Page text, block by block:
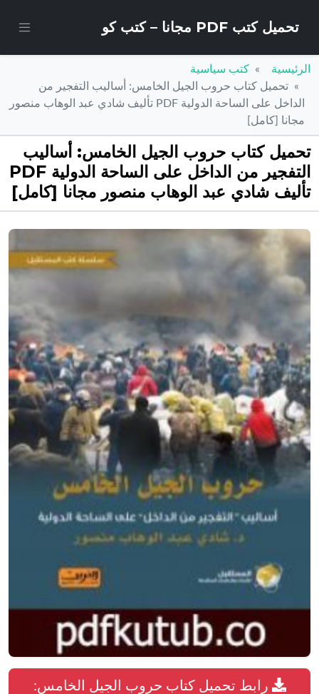
تحميل كتب PDF مجانا – كتب كو
الرئيسية
كتب سياسية
تحميل كتاب حروب الجيل الخامس: أساليب التفجير من
الداخل على الساحة الدولية PDF تأليف شادي عبد الوهاب منصور
مجانا [كامل]
تحميل كتاب حروب الجيل الخامس: أساليب
التفجير من الداخل على الساحة الدولية PDF
تأليف شادي عبد الوهاب منصور مجانا [كامل]
رابط تحميل كتاب حروب الجيل الخامس: